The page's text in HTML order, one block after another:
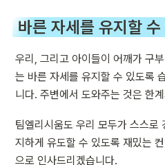
바른 자세를 유지할 수
우리, 그리고 아이들이 어깨가 구
는 바른 자세를 유지할 수 있도록
니다. 주변에서 도와주는 것은 한
팀엘리시움도 우리 모두가 스스로
지하게 유도할 수 있도록 재밌는
으로 인사드리겠습니다.